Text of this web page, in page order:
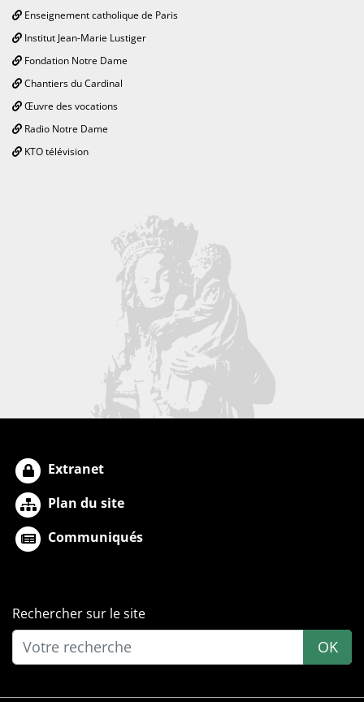
Enseignement catholique de Paris
Institut Jean-Marie Lustiger
Fondation Notre Dame
Chantiers du Cardinal
Œuvre des vocations
Radio Notre Dame
KTO télévision
Extranet
Plan du site
Communiqués
Rechercher sur le site
OK